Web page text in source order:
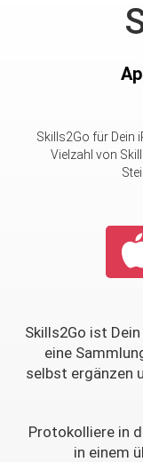
Skills2Go für Dein
Vielzahl von
Skills2Go ist
eine
selbst ergänzen
Protokolliere in
in einem